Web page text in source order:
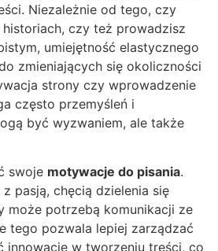
Niezależnie od tego, czy
czy też prowadzisz
umiejętność elastycznego
zmieniających się okoliczności
strony czy wprowadzenie
często przemyśleń i
być wyzwaniem, ale także
swoje motywacje do pisania.
pasją, chęcią dzielenia się
może potrzebą komunikacji ze
tego pozwala lepiej zarządzać
innowacje w tworzeniu treści, co